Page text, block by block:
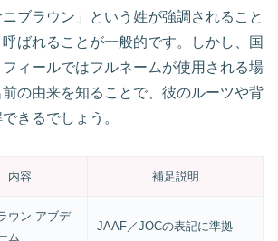
ブラウン」という姓が強調されること
ばれることが一般的です。しかし、国
ィールではフルネームが使用される場
の由来を知ることで、彼のルーツや背
きるでしょう。
内容 補足説明
ウン アブデ
ム
JAAF／JOCの表記に準拠